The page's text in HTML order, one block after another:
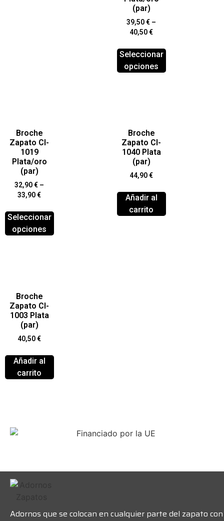
(par)
39,50€ –
40,50€
Seleccionar
opciones
Broche
Zapato Cl-
1019
Plata/oro
(par)
32,90€ –
33,90€
Seleccionar
opciones
Broche
Zapato Cl-
1040 Plata
(par)
44,90€
Añadir al
carrito
Broche
Zapato Cl-
1003 Plata
(par)
40,50€
Añadir al
carrito
Adornos que se colocan en cualquier parte del zapato con